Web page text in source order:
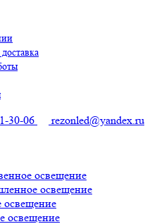
30-06 rezonled@yandex.ru
освещение
освещение
освещение
освещение